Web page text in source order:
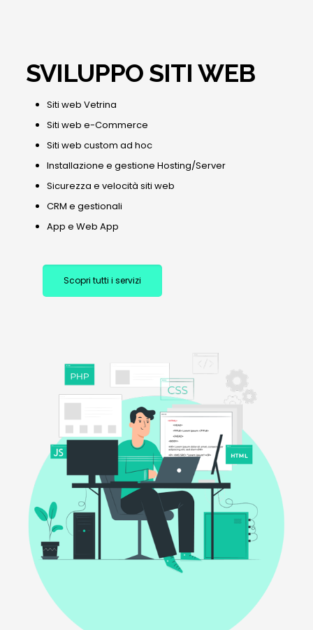
SVILUPPO SITI WEB
Siti web Vetrina
Siti web e-Commerce
Siti web custom ad hoc
Installazione e gestione Hosting/Server
Sicurezza e velocità siti web
CRM e gestionali
App e Web App
Scopri tutti i servizi